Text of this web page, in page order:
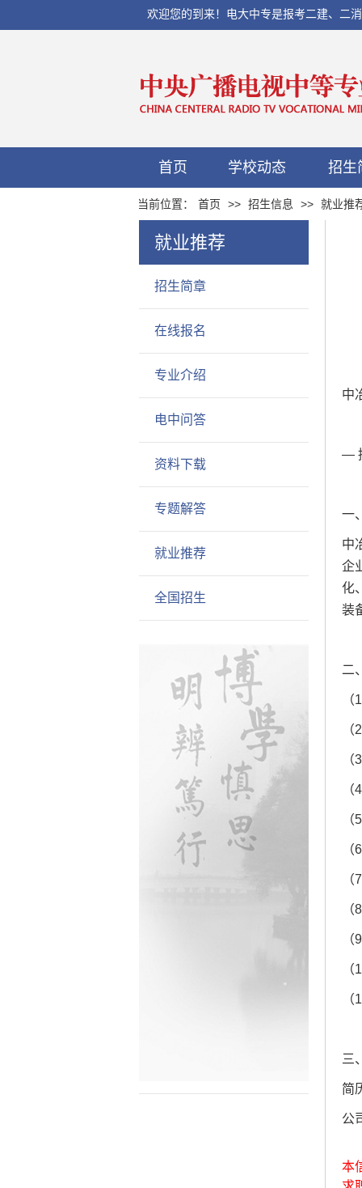
欢迎您的到来！电大中专是报考二建、二
首页 学校动态 招生
当前位置： 首页 >> 招生信息 >> 就业推
就业推荐
招生简章
在线报名
专业介绍
电中问答
资料下载
专题解答
就业推荐
全国招生
中
—
一
中
企
化
装
二
三
简
公
本